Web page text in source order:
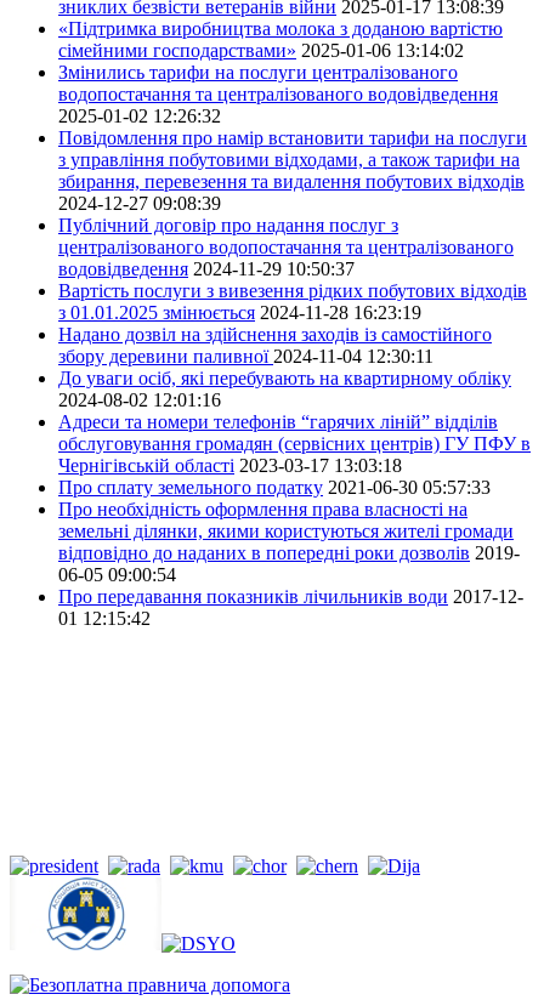
зниклих безвісти ветеранів війни 2025-01-17 13:08:39
«Підтримка виробництва молока з доданою вартістю
сімейними господарствами» 2025-01-06 13:14:02
Змінились тарифи на послуги централізованого
водопостачання та централізованого водовідведення
2025-01-02 12:26:32
Повідомлення про намір встановити тарифи на послуги
з управління побутовими відходами, а також тарифи на
збирання, перевезення та видалення побутових відходів
2024-12-27 09:08:39
Публічний договір про надання послуг з
централізованого водопостачання та централізованого
водовідведення 2024-11-29 10:50:37
Вартість послуги з вивезення рідких побутових відходів
з 01.01.2025 змінюється 2024-11-28 16:23:19
Надано дозвіл на здійснення заходів із самостійного
збору деревини паливної2024-11-04 12:30:11
До уваги осіб, які перебувають на квартирному обліку
2024-08-02 12:01:16
Адреси та номери телефонів “гарячих ліній” відділів
обслуговування громадян (сервісних центрів) ГУ ПФУ в
Чернігівській області 2023-03-17 13:03:18
Про сплату земельного податку 2021-06-30 05:57:33
Про необхідність оформлення права власності на
земельні ділянки, якими користуються жителі громади
відповідно до наданих в попередні роки дозволів 2019-
06-05 09:00:54
Про передавання показників лічильників води 2017-12-
01 12:15:42